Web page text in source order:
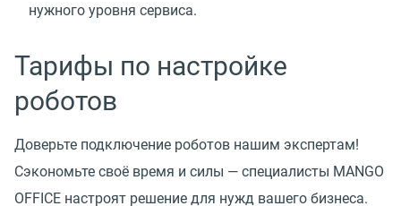
нужного уровня сервиса.
Тарифы по настройке
роботов
Доверьте подключение роботов нашим экспертам!
Сэкономьте своё время и силы — специалисты MANGO
OFFICE настроят решение для нужд вашего бизнеса.